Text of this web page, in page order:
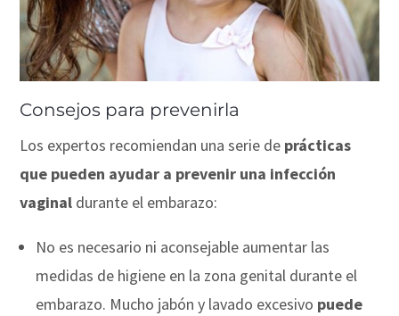
Consejos para prevenirla
Los expertos recomiendan una serie de prácticas
que pueden ayudar a prevenir una infección
vaginal durante el embarazo:
No es necesario ni aconsejable aumentar las
medidas de higiene en la zona genital durante el
embarazo. Mucho jabón y lavado excesivo puede